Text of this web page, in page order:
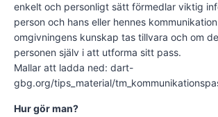
enkelt och personligt sätt förmedlar viktig
person och hans eller hennes
omgivningens kunskap tas tillvara och om
personen själv i att utforma sitt pass.
Mallar att ladda ned: dart-
gbg.org/tips_material/
Hur gör man?